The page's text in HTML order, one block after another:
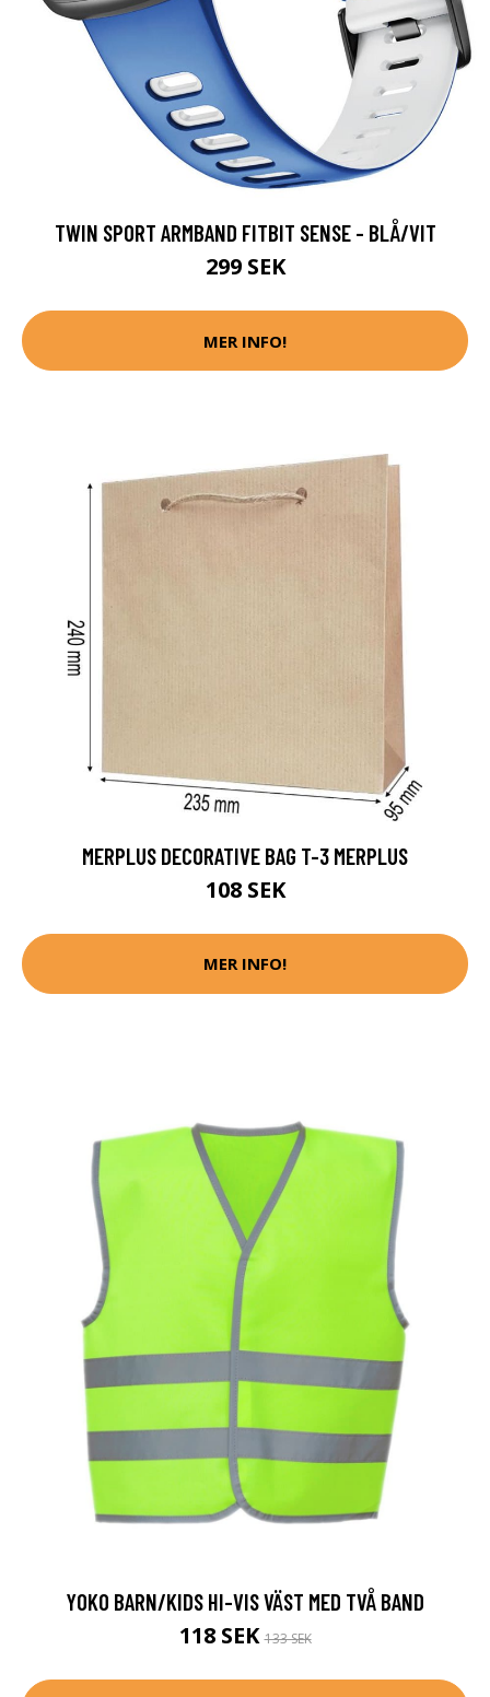
TWIN SPORT ARMBAND FITBIT SENSE - BLÅ/VIT
299 SEK
MER INFO!
MERPLUS DECORATIVE BAG T-3 MERPLUS
108 SEK
MER INFO!
YOKO BARN/KIDS HI-VIS VÄST MED TVÅ BAND
118 SEK133 SEK